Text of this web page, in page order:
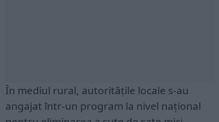
În mediul rural, autoritățile locale s-au
angajat într-un program la nivel național